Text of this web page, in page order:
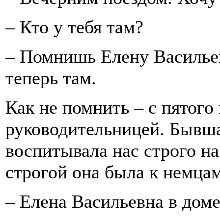
– Кто у тебя там?
– Помнишь Елену
теперь там.
Как не помнить – с
руководительницей.
воспитывала нас строго
строгой она была к
– Елена Васильевна в